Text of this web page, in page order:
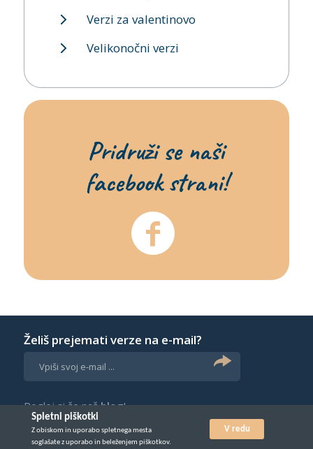
Verzi za valentinovo
Velikonočni verzi
Pridruži se naši
facebook strani!
Želiš prejemati verze na e-mail?
Poglej si še našblog!
© Vse pravice pridržane 2026. Izdelava:
Spletni piškotki
Z obiskom in uporabo spletnega mesta
soglašate z uporabo in beleženjem piškotkov.
V redu